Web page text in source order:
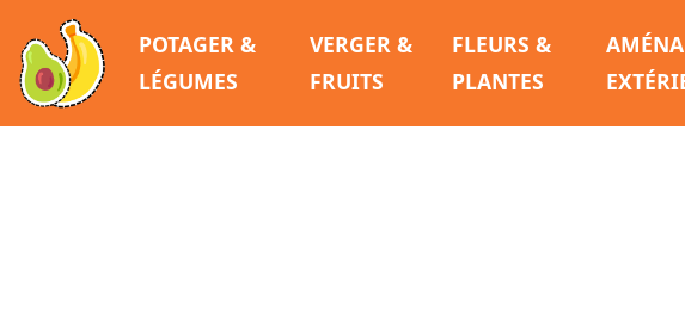
POTAGER &
LÉGUMES
VERGER &
FRUITS
FLEURS &
PLANTES